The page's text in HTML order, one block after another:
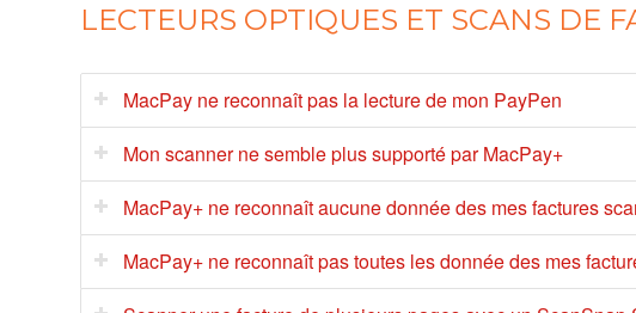
LECTEURS OPTIQUES ET SCANS DE
MacPay ne reconnaît pas la lecture de mon PayPen
Mon scanner ne semble plus supporté par MacPay+
MacPay+ ne reconnaît aucune donnée des mes factures
MacPay+ ne reconnaît pas toutes les donnée des mes